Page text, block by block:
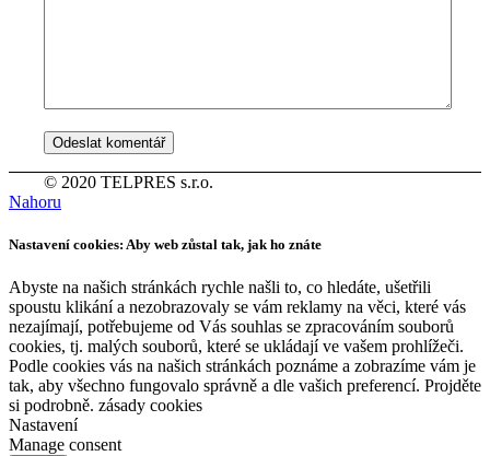
© 2020 TELPRES s.r.o.
Nahoru
Nastavení cookies: Aby web zůstal tak, jak ho znáte
Abyste na našich stránkách rychle našli to, co hledáte, ušetřili
spoustu klikání a nezobrazovaly se vám reklamy na věci, které vás
nezajímají, potřebujeme od Vás souhlas se zpracováním souborů
cookies, tj. malých souborů, které se ukládají ve vašem prohlížeči.
Podle cookies vás na našich stránkách poznáme a zobrazíme vám je
tak, aby všechno fungovalo správně a dle vašich preferencí. Projděte
si podrobně. zásady cookies
Nastavení
Manage consent